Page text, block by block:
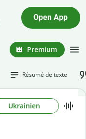
Open App
Premium
Résumé de texte
Ukrainien